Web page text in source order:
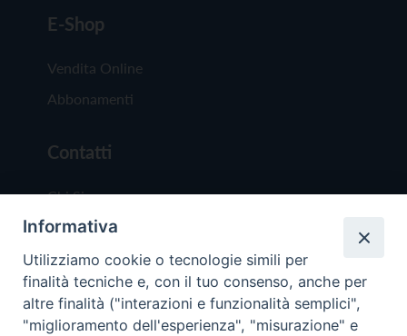
E-Shop
Vendita Online
Abbonamenti
Contatti
Chi Siamo
Redazione
Scrivici
Informativa
Utilizziamo cookie o tecnologie simili per
finalità tecniche e, con il tuo consenso, anche per
altre finalità ("interazioni e funzionalità semplici",
"miglioramento dell'esperienza", "misurazione" e